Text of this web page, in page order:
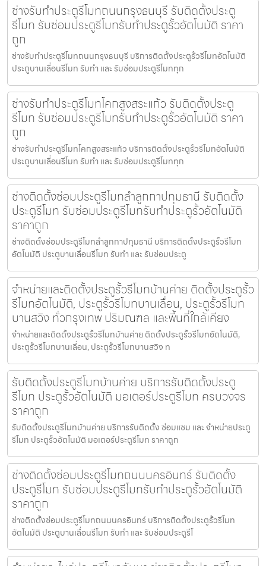
ช่างรับทำประตูรีโมทถนนกรุงธนบุรี รับติดตั้งประตู
รีโมท รับซ่อมประตูรีโมทรับทำประตูรั้วอัตโนมัติ ราคา
ถูก
ช่างรับทำประตูรีโมทถนนกรุงธนบุรี บริการติดตั้งประตูรั้วรีโมทอัตโนมัติ
ประตูบานเลื่อนรีโมท รับทำ และ รับซ่อมประตูรีโมททุก
ช่างรับทำประตูรีโมทโคกสูงสระแก้ว รับติดตั้งประตู
รีโมท รับซ่อมประตูรีโมทรับทำประตูรั้วอัตโนมัติ ราคา
ถูก
ช่างรับทำประตูรีโมทโคกสูงสระแก้ว บริการติดตั้งประตูรั้วรีโมทอัตโนมัติ
ประตูบานเลื่อนรีโมท รับทำ และ รับซ่อมประตูรีโมททุก
ช่างติดตั้งซ่อมประตูรีโมทลำลูกกาปทุมธานี รับติดตั้ง
ประตูรีโมท รับซ่อมประตูรีโมทรับทำประตูรั้วอัตโนมัติ
ราคาถูก
ช่างติดตั้งซ่อมประตูรีโมทลำลูกกาปทุมธานี บริการติดตั้งประตูรั้วรีโมท
อัตโนมัติ ประตูบานเลื่อนรีโมท รับทำ และ รับซ่อมประตู
จำหน่ายและติดตั้งประตูรั้วรีโมทบ้านค่าย ติดตั้งประตูรั้ว
รีโมทอัตโนมัติ, ประตูรั้วรีโมทบานเลื่อน, ประตูรั้วรีโมท
บานสวิง ทั่วกรุงเทพ ปริมณฑล และพื้นที่ใกล้เคียง
จำหน่ายและติดตั้งประตูรั้วรีโมทบ้านค่าย ติดตั้งประตูรั้วรีโมทอัตโนมัติ,
ประตูรั้วรีโมทบานเลื่อน, ประตูรั้วรีโมทบานสวิง ท
รับติดตั้งประตูรีโมทบ้านค่าย บริการรับติดตั้งประตู
รีโมท ประตูรั้วอัตโนมัติ มอเตอร์ประตูรีโมท ครบวงจร
ราคาถูก
รับติดตั้งประตูรีโมทบ้านค่าย บริการรับติดตั้ง ซ่อมแซม และ จำหน่ายประตู
รีโมท ประตูรั้วอัตโนมัติ มอเตอร์ประตูรีโมท ราคาถูก
ช่างติดตั้งซ่อมประตูรีโมทถนนนครอินทร์ รับติดตั้ง
ประตูรีโมท รับซ่อมประตูรีโมทรับทำประตูรั้วอัตโนมัติ
ราคาถูก
ช่างติดตั้งซ่อมประตูรีโมทถนนนครอินทร์ บริการติดตั้งประตูรั้วรีโมท
อัตโนมัติ ประตูบานเลื่อนรีโมท รับทำ และ รับซ่อมประตูรีโ